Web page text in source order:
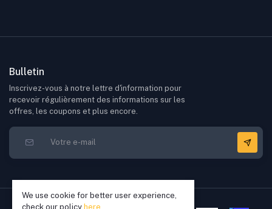
Bulletin
Inscrivez-vous à notre lettre d'information pour
recevoir régulièrement des informations sur les
offres, les coupons et plus encore.
We use cookie for better user experience,
check our policy here